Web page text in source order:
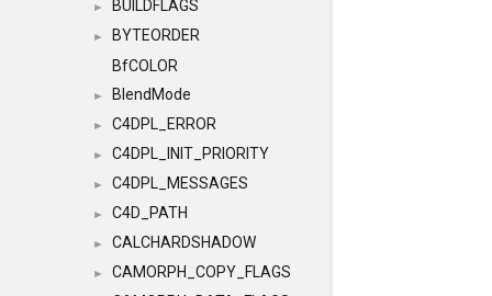
► BUILDFLAGS
►
BYTEORDER
BfCOLOR
► BlendMode
► C4DPL_ERROR
► C4DPL_INIT_PRIORITY
► C4DPL_MESSAGES
► C4D_PATH
► CALCHARDSHADOW
►
CAMORPH_COPY_FLAGS